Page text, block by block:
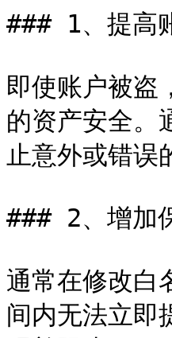
### 1、提高
即使账户被盗
的资产安全。
止意外或错误
### 2、增加
通常在修改白
间内无法立即